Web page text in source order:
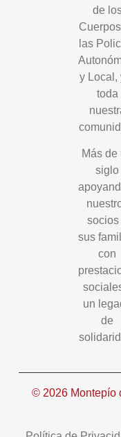
de
las
y Local,
toda
Más de
siglo
socios
sus
con
un
de
© 2026 Montepío